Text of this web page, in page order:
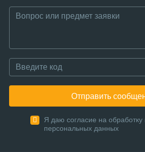
Отправить
Я даю согласие на обработку
персональных данных